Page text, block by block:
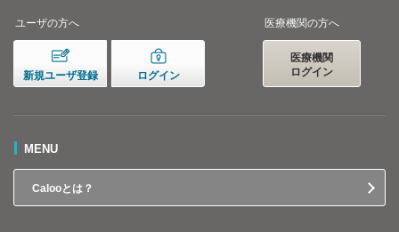
ユーザの方へ
新規ユーザ登録 ログイン
医療機関の方へ
医療機関
ログイン
MENU
Calooとは？